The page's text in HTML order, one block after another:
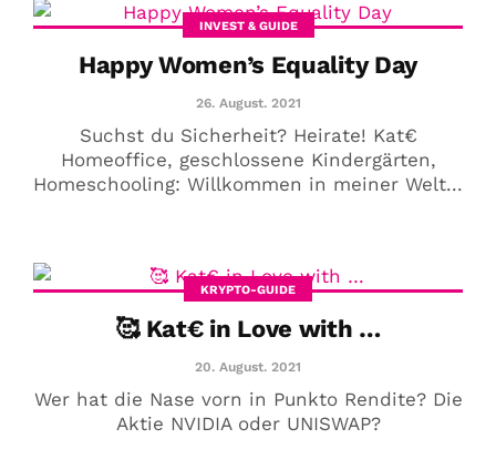
INVEST & GUIDE
Happy Women’s Equality Day
26. August. 2021
Suchst du Sicherheit? Heirate! Kat€
Homeoffice, geschlossene Kindergärten,
Homeschooling: Willkommen in meiner Welt...
KRYPTO-GUIDE
🥰 Kat€ in Love with …
20. August. 2021
Wer hat die Nase vorn in Punkto Rendite? Die
Aktie NVIDIA oder UNISWAP?